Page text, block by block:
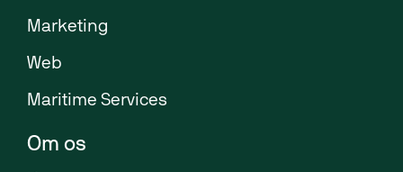
Marketing
Web
Maritime Services
Om os